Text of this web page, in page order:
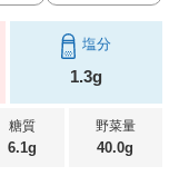
塩分
1.3g
糖質
6.1g
野菜量
40.0g